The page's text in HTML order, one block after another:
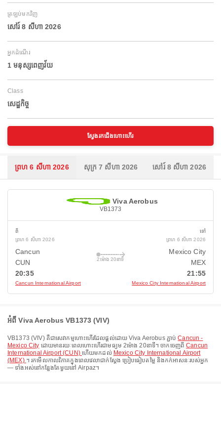
ត្រឡប់មកវិញ
សៅរ៍ 8 សីហា 2026
អ្នកដំណើរ
1 មនុស្សពេញវ័យ
Class
សេដ្ឋកិច្ច
ស្វែងរកជើងហោះហើរ
ព្រហ 6 សីហា 2026 សុក្រ 7 សីហា 2026 សៅរ៍ 8 សីហា 2026
Viva Aerobus
VB1373
ពី
ព្រហ 6 សីហា 2026
Cancun
CUN
20:35
Cancun International Airport
2ម៉ោង 20នាទី
ទៅ
ព្រហ 6 សីហា 2026
Mexico City
MEX
21:55
Mexico City International Airport
អំពី Viva Aerobus VB1373 (VIV)
VB1373 (VIV) គឺជាសេវាកម្មហោះហើរដែលផ្តល់ដោយViva Aerobusភ្ជាប់Cancun -
Mexico City ដោយមានរយៈពេលហោះហើរជាមធ្យម 2ម៉ោង 20នាទី។ ចាកចេញពីCancun
International Airport (CUN) ហើយមកដល់ Mexico City International Airport
(MEX) ។ រកមើលកាលវិភាគក្នុងពេលវេលាជាក់ស្តែង ប្រៀបធៀបតម្លៃ និងកក់អាសនៈរបស់អ្នក
— ទាំងអស់នៅកន្លែងតែមួយនៅ Airpaz។